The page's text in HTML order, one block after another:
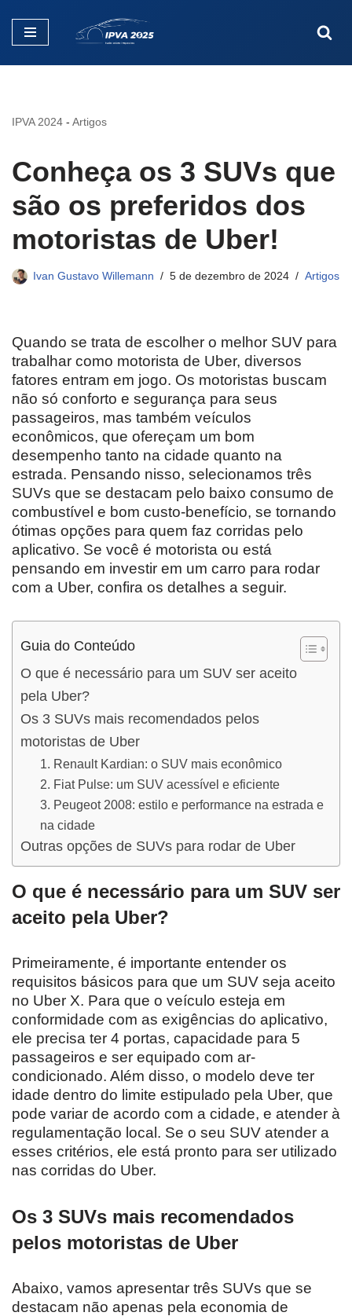
Pular
IPVA 2024 - Artigos
Conheça os 3 SUVs que
são os preferidos dos
motoristas de Uber!
Ivan Gustavo Willemann 5 de dezembro de 2024 Artigos
Quando se trata de escolher o melhor SUV para
trabalhar como motorista de Uber, diversos
fatores entram em jogo. Os motoristas buscam
não só conforto e segurança para seus
passageiros, mas também veículos
econômicos, que ofereçam um bom
desempenho tanto na cidade quanto na
estrada. Pensando nisso, selecionamos três
SUVs que se destacam pelo baixo consumo de
combustível e bom custo-benefício, se tornando
ótimas opções para quem faz corridas pelo
aplicativo. Se você é motorista ou está
pensando em investir em um carro para rodar
com a Uber, confira os detalhes a seguir.
Guia do Conteúdo
O que é necessário para um SUV ser aceito
pela Uber?
Os 3 SUVs mais recomendados pelos
motoristas de Uber
1. Renault Kardian: o SUV mais econômico
2. Fiat Pulse: um SUV acessível e eficiente
3. Peugeot 2008: estilo e performance na estrada e
na cidade
Outras opções de SUVs para rodar de Uber
O que é necessário para um SUV ser
aceito pela Uber?
Primeiramente, é importante entender os
requisitos básicos para que um SUV seja aceito
no Uber X. Para que o veículo esteja em
conformidade com as exigências do aplicativo,
ele precisa ter 4 portas, capacidade para 5
passageiros e ser equipado com ar-
condicionado. Além disso, o modelo deve ter
idade dentro do limite estipulado pela Uber, que
pode variar de acordo com a cidade, e atender à
regulamentação local. Se o seu SUV atender a
esses critérios, ele está pronto para ser utilizado
nas corridas do Uber.
Os 3 SUVs mais recomendados
pelos motoristas de Uber
Abaixo, vamos apresentar três SUVs que se
destacam não apenas pela economia de